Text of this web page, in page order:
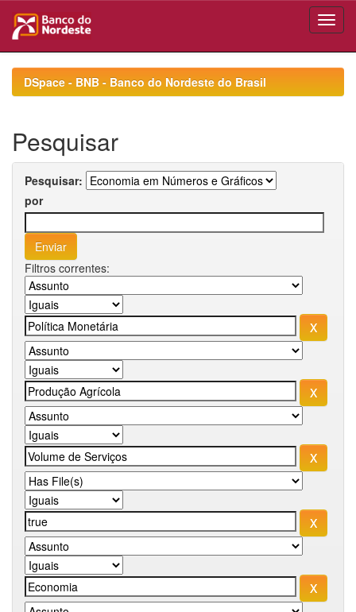
navigationDSpace - BNB - Banco do Nordeste do Brasil
Pesquisar
Pesquisar:
por
Filtros correntes: